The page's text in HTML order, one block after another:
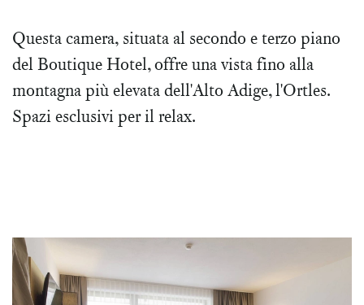
Questa camera, situata al secondo e terzo piano
del Boutique Hotel, offre una vista fino alla
montagna più elevata dell'Alto Adige, l'Ortles.
Spazi esclusivi per il relax.